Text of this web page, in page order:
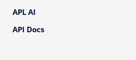
APL AI
API Docs